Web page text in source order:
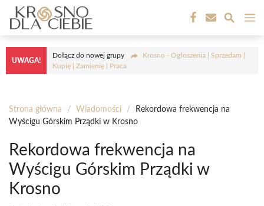
Przejdź
treści
UWAGA!
Dołącz do nowej grupy
Krosno - Ogłoszenia | Sprzedam |
Kupię | Zamienię | Praca
Strona główna / Wiadomości /
Rekordowa frekwencja na
Wyścigu Górskim Prządki w Krosno
Rekordowa frekwencja na
Wyścigu Górskim Prządki w
Krosno